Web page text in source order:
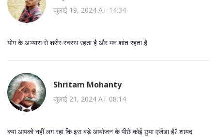
जुलाई 19, 2024 AT 14:34
योग के अभ्यास से शरीर स्वस्थ रहता है और मन शांत रहता है
Shritam Mohanty
जुलाई 21, 2024 AT 08:14
क्या आपको नहीं लग रहा कि इस बड़े आयोजन के पीछे कोई छुपा एजेंडा है? शायद